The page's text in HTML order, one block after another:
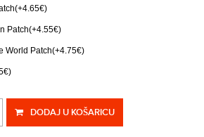
Patch(+4.55€)
World Patch(+4.75€)
DODAJ U KOŠARICU